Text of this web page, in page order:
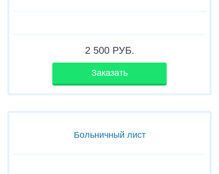
2 500РУБ.
Заказать
Больничный лист